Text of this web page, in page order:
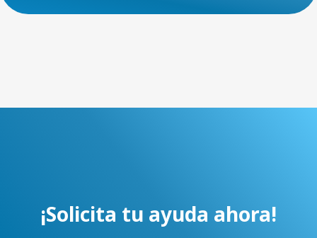
¡Solicita tu ayuda ahora!